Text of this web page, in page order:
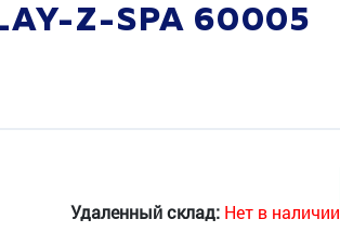
Z-SPA 60005
Удаленный склад: Нет в наличии